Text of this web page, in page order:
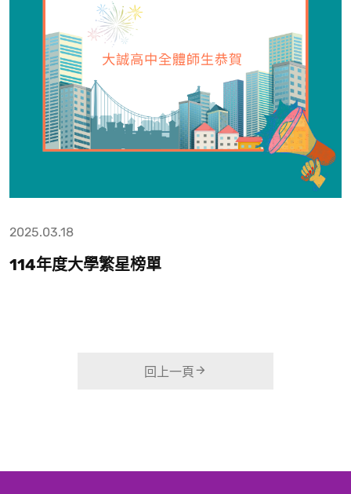
2025.03.18
114年度大學繁星榜單
回上一頁